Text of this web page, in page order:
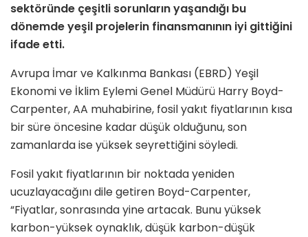
sektöründe çeşitli sorunların yaşandığı bu
dönemde yeşil projelerin finansmanının iyi gittiğini
ifade etti.
Avrupa İmar ve Kalkınma Bankası (EBRD) Yeşil
Ekonomi ve İklim Eylemi Genel Müdürü Harry Boyd-
Carpenter, AA muhabirine, fosil yakıt fiyatlarının kısa
bir süre öncesine kadar düşük olduğunu, son
zamanlarda ise yüksek seyrettiğini söyledi.
Fosil yakıt fiyatlarının bir noktada yeniden
ucuzlayacağını dile getiren Boyd-Carpenter,
“Fiyatlar, sonrasında yine artacak. Bunu yüksek
karbon-yüksek oynaklık, düşük karbon-düşük